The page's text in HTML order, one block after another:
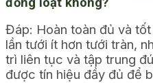
Đáp: Hoàn toàn đủ và
lần tưới ít hơn tưới tràn,
trì liên tục và tập trung
được tín hiệu đầy đủ để